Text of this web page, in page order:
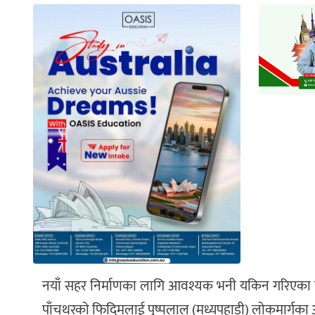
नयाँ सहर निर्माणका लागि आवश्यक भनी यकिन
पाँचथरको फिदिमलाई पुष्पलाल (मध्यपहाडी)